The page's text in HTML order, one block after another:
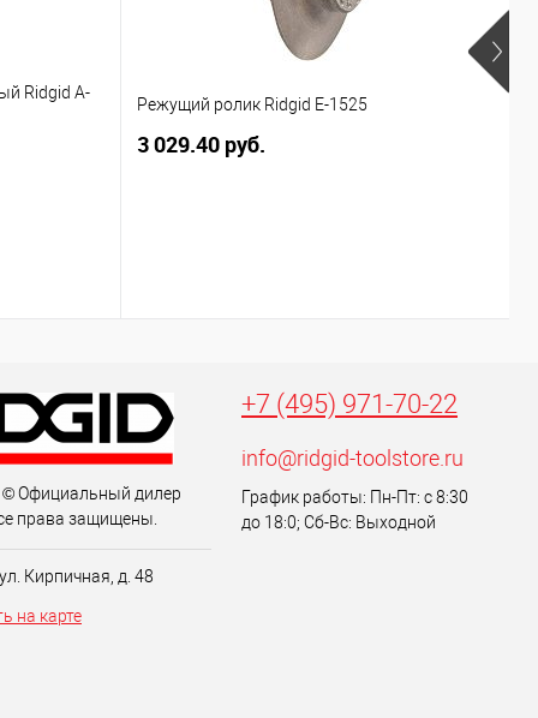
Ridgid A-
Режущий ролик Ridgid E-1525
3 029.40 руб.
© Официальный дилер
права защищены.
Кирпичная, д. 48
на карте
+7 (495) 971-70-22
info@ridgid-toolstore.ru
График работы: Пн-Пт: с 8:30
до 18:0; Сб-Вс: Выходной